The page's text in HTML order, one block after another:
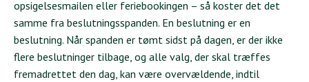
opsigelsesmailen eller feriebookingen – så koster det det
samme fra beslutningsspanden. En beslutning er en
beslutning. Når spanden er tømt sidst på dagen, er der ikke
flere beslutninger tilbage, og alle valg, der skal træffes
fremadrettet den dag, kan være overvældende, indtil